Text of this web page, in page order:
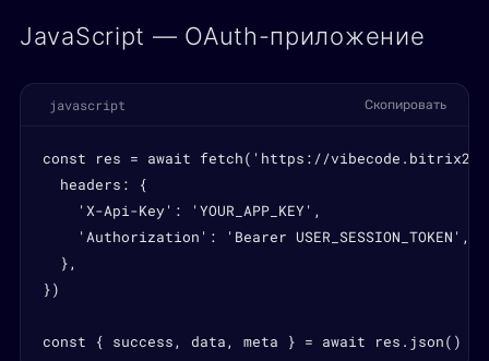
JavaScript — OAuth-приложение
javascript Скопировать
const res = await fetch('https://
  headers: {
    'X-Api-Key': 'YOUR_APP_KEY',
    'Authorization': 'Bearer USER_SESSION_TOKEN',
  },
})
const { success, data, meta } = await res.json()